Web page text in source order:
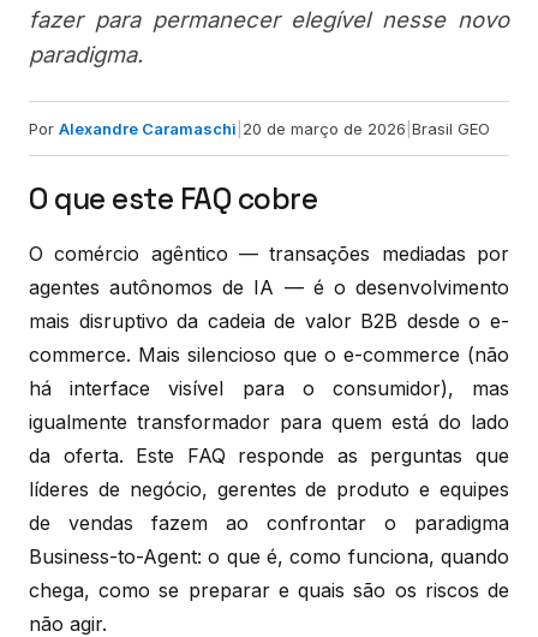
fazer para permanecer elegível nesse novo
paradigma.
Por Alexandre Caramaschi 20 de março de 2026 Brasil GEO
O que este FAQ cobre
O comércio agêntico — transações mediadas por
agentes autônomos de IA — é o desenvolvimento
mais disruptivo da cadeia de valor B2B desde o e-
commerce. Mais silencioso que o e-commerce (não
há interface visível para o consumidor), mas
igualmente transformador para quem está do lado
da oferta. Este FAQ responde as perguntas que
líderes de negócio, gerentes de produto e equipes
de vendas fazem ao confrontar o paradigma
Business-to-Agent: o que é, como funciona, quando
chega, como se preparar e quais são os riscos de
não agir.